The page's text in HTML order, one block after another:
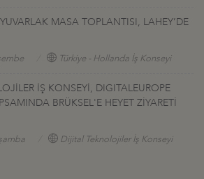
MASA TOPLANTISI, LAHEY’DE
Türkiye - Hollanda İş Konseyi
İŞ KONSEYİ, DIGITALEUROPE
BRÜKSEL'E HEYET ZİYARETİ
Dijital Teknolojiler İş Konseyi